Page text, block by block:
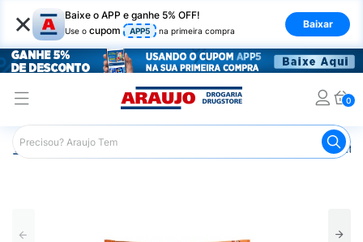
× Baixe o APP e ganhe 5% OFF!
Use o cupom APP5 na primeira compra
Baixar
0
Araujo Nutrição Saudável